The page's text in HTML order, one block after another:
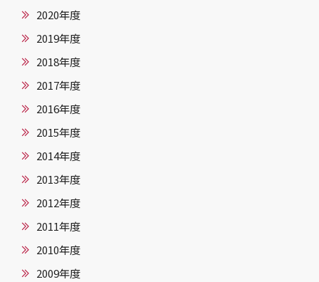
2020年度
2019年度
2018年度
2017年度
2016年度
2015年度
2014年度
2013年度
2012年度
2011年度
2010年度
2009年度